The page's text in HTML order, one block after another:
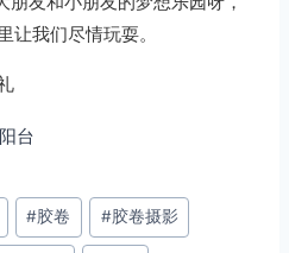
让我们尽情玩耍。
台
#胶卷 #胶卷摄影